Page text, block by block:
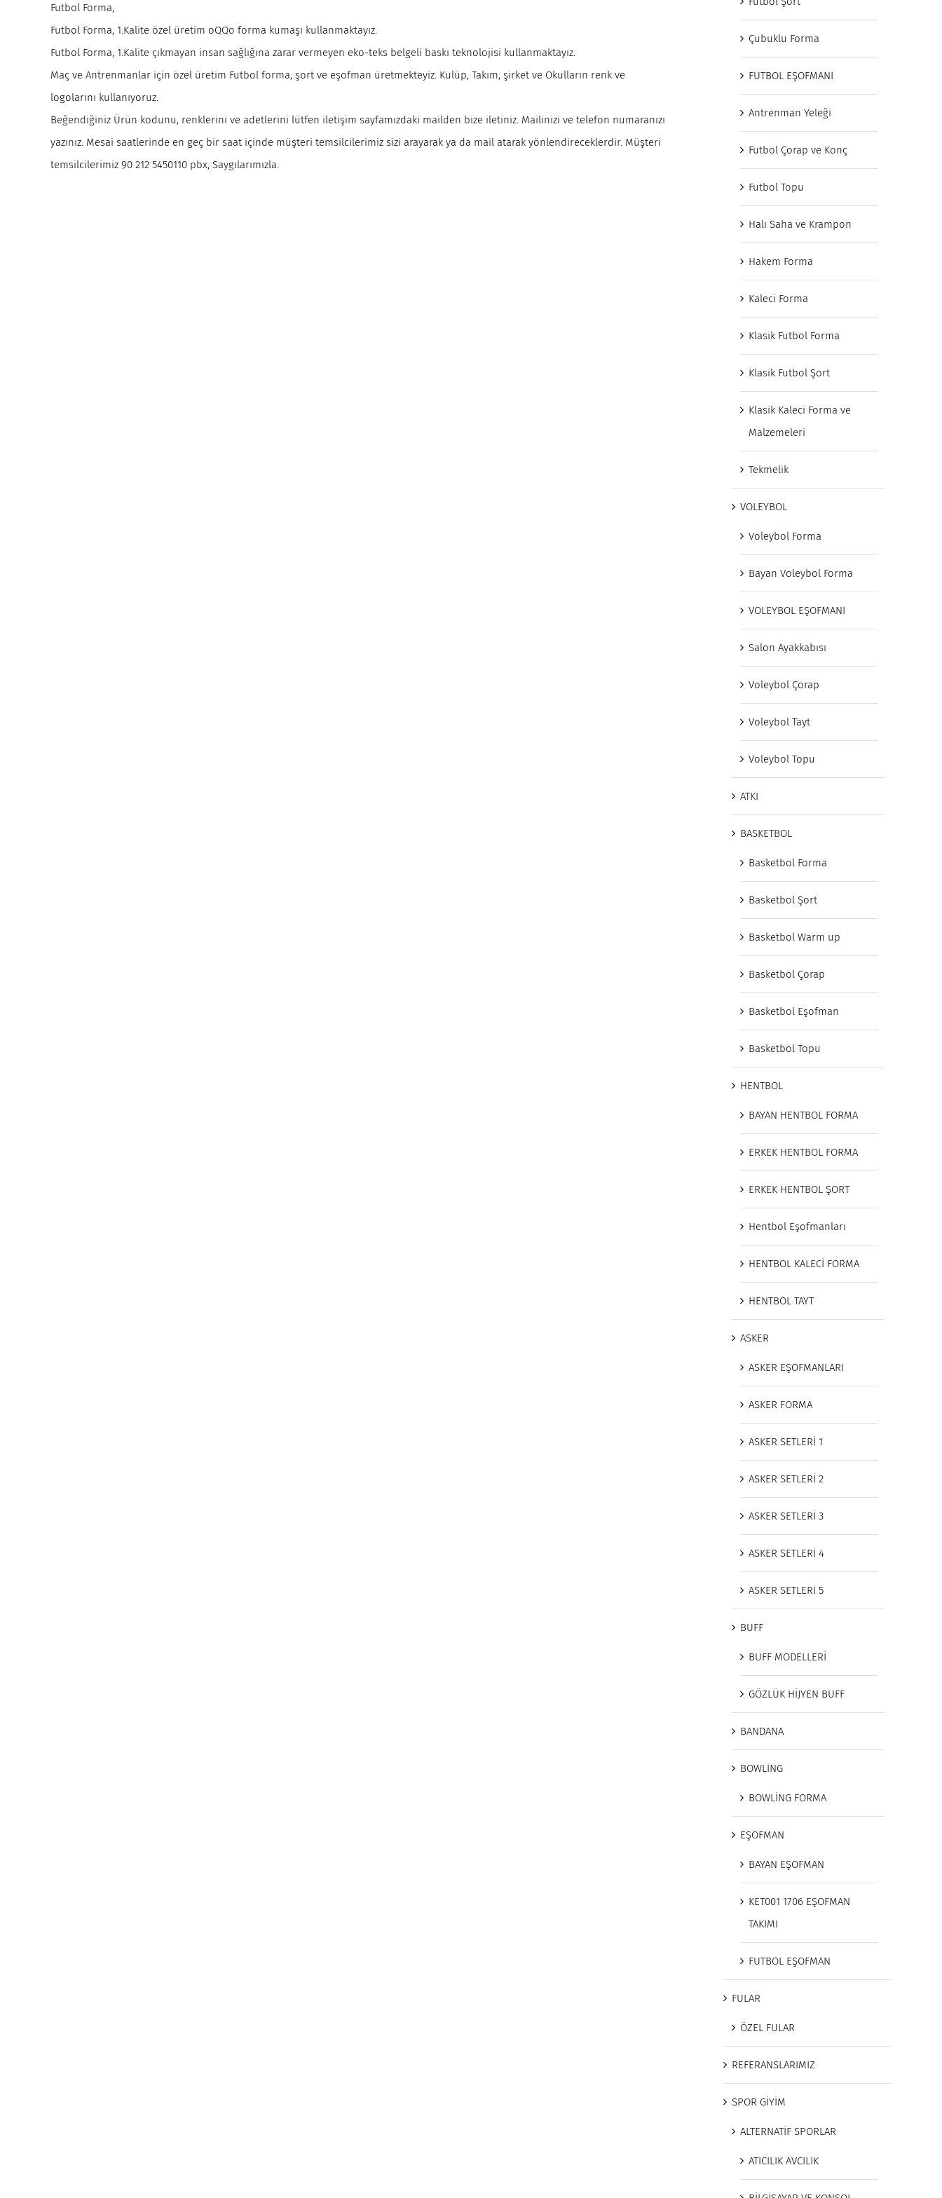
Futbol Forma,
Futbol Forma, 1.Kalite özel üretim oQQo forma kumaşı kullanmaktayız.
Futbol Forma, 1.Kalite çıkmayan insan sağlığına zarar vermeyen eko-teks belgeli baskı teknolojisi kullanmaktayız.
Maç ve Antrenmanlar için özel üretim Futbol forma, şort ve eşofman üretmekteyiz. Kulüp, Takım, şirket ve Okulların renk ve
logolarını kullanıyoruz.
Beğendiğiniz Ürün kodunu, renklerini ve adetlerini lütfen iletişim sayfamızdaki mailden bize iletiniz. Mailinizi ve telefon numaranızı
yazınız. Mesai saatlerinde en geç bir saat içinde müşteri temsilcilerimiz sizi arayarak ya da mail atarak yönlendireceklerdir. Müşteri
temsilcilerimiz 90 212 5450110 pbx, Saygılarımızla.
Çubuklu Forma
FUTBOL EŞOFMANI
Antrenman Yeleği
Futbol Çorap ve Konç
Futbol Topu
Halı Saha ve Krampon
Hakem Forma
Kaleci Forma
Klasik Futbol Forma
Klasik Futbol Şort
Klasik Kaleci Forma ve
Malzemeleri
Tekmelik
VOLEYBOL
Voleybol Forma
Bayan Voleybol Forma
VOLEYBOL EŞOFMANI
Salon Ayakkabısı
Voleybol Çorap
Voleybol Tayt
Voleybol Topu
ATKI
BASKETBOL
Basketbol Forma
Basketbol Şort
Basketbol Warm up
Basketbol Çorap
Basketbol Eşofman
Basketbol Topu
HENTBOL
BAYAN HENTBOL FORMA
ERKEK HENTBOL FORMA
ERKEK HENTBOL ŞORT
Hentbol Eşofmanları
HENTBOL KALECİ FORMA
HENTBOL TAYT
ASKER
ASKER EŞOFMANLARI
ASKER FORMA
ASKER SETLERİ 1
ASKER SETLERİ 2
ASKER SETLERİ 3
ASKER SETLERİ 4
ASKER SETLERİ 5
BUFF
BUFF MODELLERİ
GÖZLÜK HİJYEN BUFF
BANDANA
BOWLİNG
BOWLİNG FORMA
EŞOFMAN
BAYAN EŞOFMAN
KET001 1706 EŞOFMAN
TAKIMI
FUTBOL EŞOFMAN
FULAR
ÖZEL FULAR
REFERANSLARIMIZ
SPOR GİYİM
ALTERNATİF SPORLAR
ATICILIK AVCILIK